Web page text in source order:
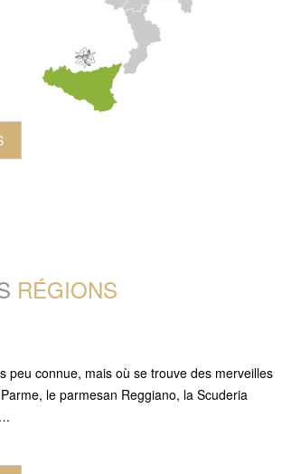
RÉGIONS
peu connue, mais où se trouve des merveilles
le parmesan Reggiano, la Scuderia